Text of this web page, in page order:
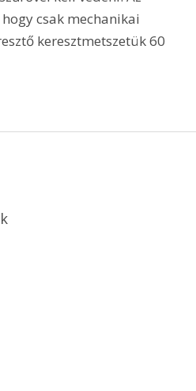
csak mechanikai
keresztmetszetük 60